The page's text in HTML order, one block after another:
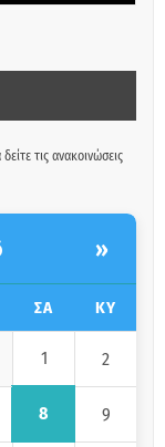
τις ανακοινώσεις
»
ΣΑ ΚΥ
1 2
8 9